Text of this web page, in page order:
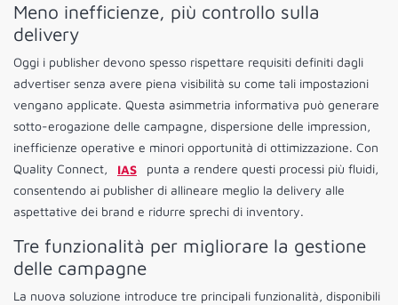
Meno inefficienze, più controllo sulla
delivery
Oggi i publisher devono spesso rispettare requisiti definiti dagli
advertiser senza avere piena visibilità su come tali impostazioni
vengano applicate. Questa asimmetria informativa può generare
sotto-erogazione delle campagne, dispersione delle impression,
inefficienze operative e minori opportunità di ottimizzazione. Con
Quality Connect,
IAS
punta a rendere questi processi più fluidi,
consentendo ai publisher di allineare meglio la delivery alle
aspettative dei brand e ridurre sprechi di inventory.
Tre funzionalità per migliorare la gestione
delle campagne
La nuova soluzione introduce tre principali funzionalità, disponibili